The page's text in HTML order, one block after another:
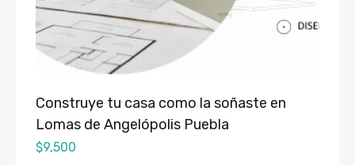
Construye tu casa como la soñaste en
Lomas de Angelópolis Puebla
$9,500